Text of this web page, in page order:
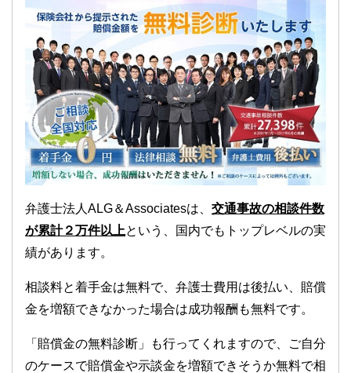
弁護士法人ALG＆Associatesは、 交通事故の相談件数
が累計２万件以上という、国内でもトップレベルの実
績があります。
相談料と着手金は無料で、弁護士費用は後払い、賠償
金を増額できなかった場合は成功報酬も無料です。
「賠償金の無料診断」も行ってくれますので、ご自分
のケースで賠償金や示談金を増額できそうか無料で相